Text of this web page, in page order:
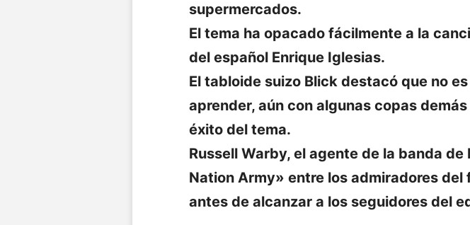
supermercados.
El tema ha opacado fácilmente a la
del español Enrique Iglesias.
El tabloide suizo Blick destacó que no
aprender, aún con algunas copas
éxito del tema.
Russell Warby, el agente de la banda
Nation Army» entre los admiradores
antes de alcanzar a los seguidores del